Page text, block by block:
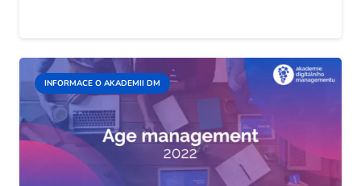
INFORMACE O AKADEMII DM